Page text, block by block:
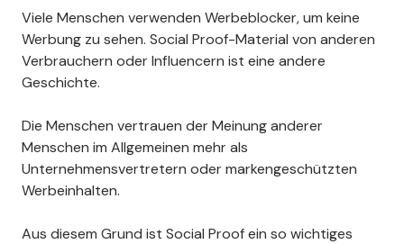
Viele Menschen verwenden Werbeblocker, um keine
Werbung zu sehen. Social Proof-Material von anderen
Verbrauchern oder Influencern ist eine andere
Geschichte.
Die Menschen vertrauen der Meinung anderer
Menschen im Allgemeinen mehr als
Unternehmensvertretern oder markengeschützten
Werbeinhalten.
Aus diesem Grund ist Social Proof ein so wichtiges